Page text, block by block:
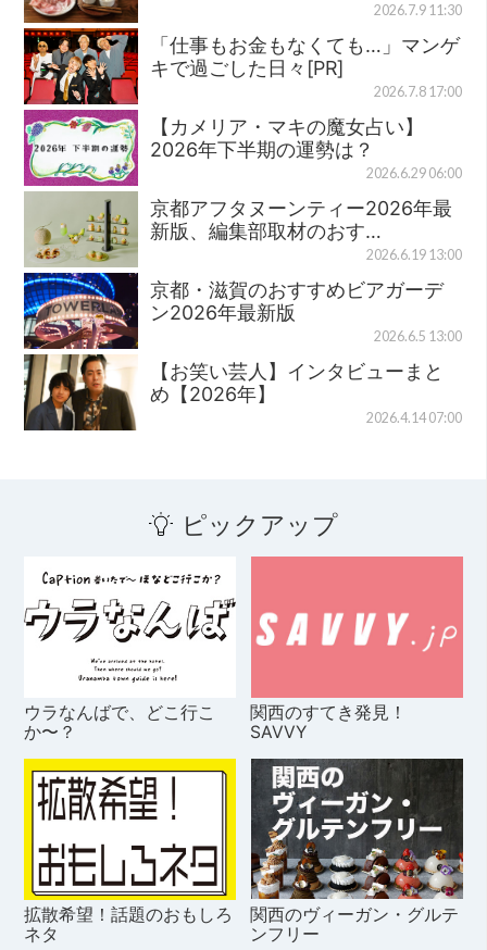
2026.7.9 11:30
「仕事もお金もなくても…」マンゲ
キで過ごした日々[PR]
2026.7.8 17:00
【カメリア・マキの魔女占い】
2026年下半期の運勢は？
2026.6.29 06:00
京都アフタヌーンティー2026年最
新版、編集部取材のおす…
2026.6.19 13:00
京都・滋賀のおすすめビアガーデ
ン2026年最新版
2026.6.5 13:00
【お笑い芸人】インタビューまと
め【2026年】
2026.4.14 07:00
ピックアップ
ウラなんばで、どこ行こ
か〜？
関西のすてき発見！
SAVVY
拡散希望！話題のおもしろ
ネタ
関西のヴィーガン・グルテ
ンフリー